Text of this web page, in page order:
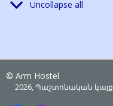
Uncollapse all
© Arm Hostel
2026, Պաշտոնական կայք